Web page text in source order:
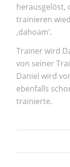
herausgelöst,
trainieren
‚dahoam‘.
Trainer wird
von seiner
Daniel wird
ebenfalls
trainierte.